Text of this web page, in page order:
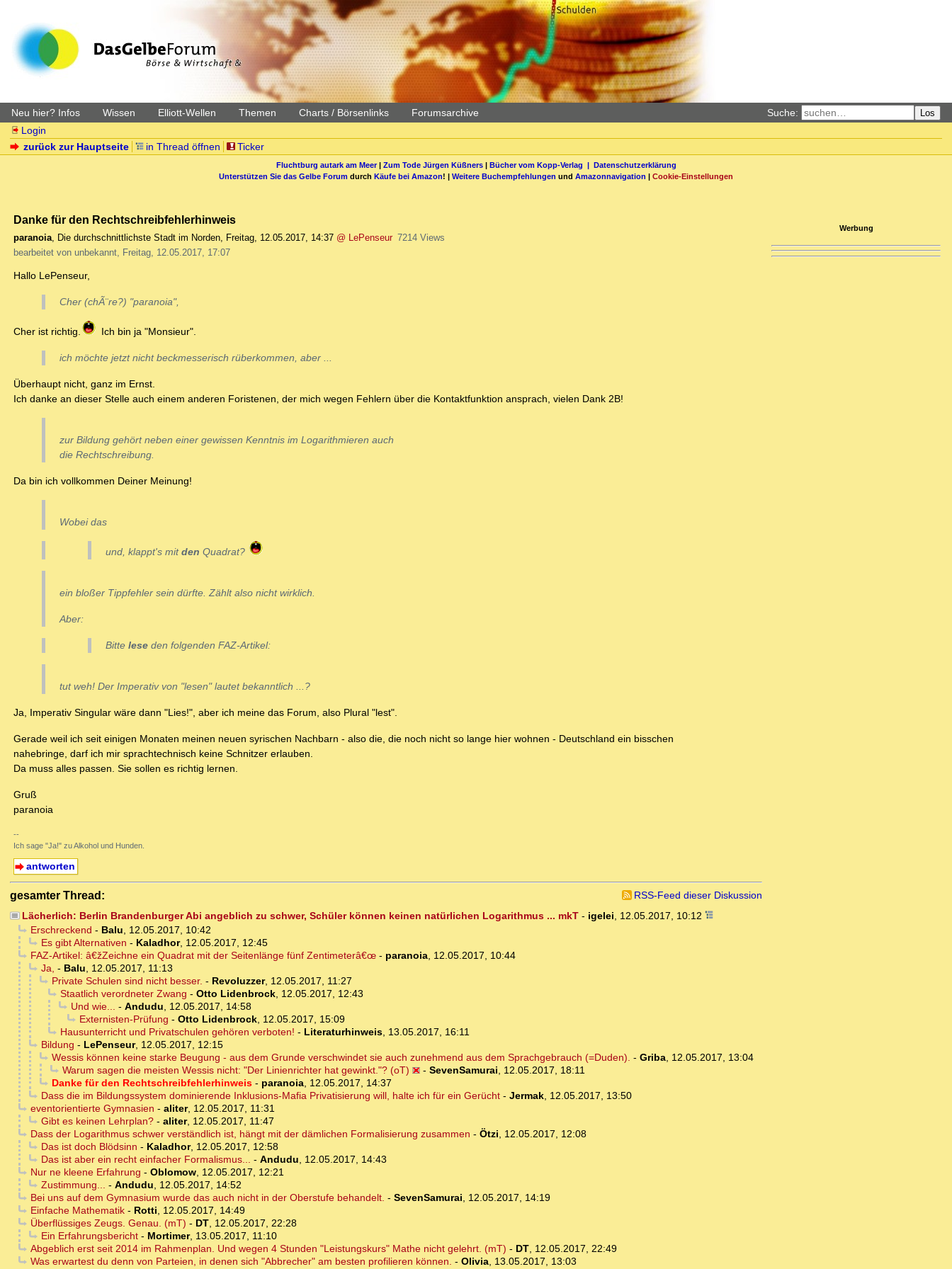
Neu hier? Infos Wissen Elliott-Wellen Themen Charts / Börsenlinks Forumsarchive Suche: Los
Login
zurück zur Hauptseite
in Thread öffnen Ticker
Fluchtburg autark am Meer| Zum Tode Jürgen Küßners| Bücher vom Kopp-Verlag | Datenschutzerklärung
Unterstützen Sie das Gelbe Forum durch Käufe bei Amazon! | Weitere Buchempfehlungen und Amazonnavigation | Cookie-Einstellungen
Danke für den Rechtschreibfehlerhinweis
paranoia, Die durchschnittlichste Stadt im Norden, Freitag, 12.05.2017, 14:37 @ LePenseur 7214 Views
bearbeitet von unbekannt, Freitag, 12.05.2017, 17:07
Hallo LePenseur,
Cher (chÃ¨re?) "paranoia",
Cher ist richtig. Ich bin ja "Monsieur".
ich möchte jetzt nicht beckmesserisch rüberkommen, aber ...
Überhaupt nicht, ganz im Ernst.
Ich danke an dieser Stelle auch einem anderen Foristenen, der mich wegen Fehlern über die Kontaktfunktion ansprach, vielen Dank 2B!
zur Bildung gehört neben einer gewissen Kenntnis im Logarithmieren auch
die Rechtschreibung.
Da bin ich vollkommen Deiner Meinung!
Wobei das
und, klappt's mitden Quadrat?
ein bloßer Tippfehler sein dürfte. Zählt also nicht wirklich.
Aber:
Bitte lese den folgenden FAZ-Artikel:
tut weh! Der Imperativ von "lesen" lautet bekanntlich ...?
Ja, Imperativ Singular wäre dann "Lies!", aber ich meine das Forum, also Plural "lest".
Gerade weil ich seit einigen Monaten meinen neuen syrischen Nachbarn - also die, die noch nicht so lange hier wohnen - Deutschland ein bisschen
nahebringe, darf ich mir sprachtechnisch keine Schnitzer erlauben.
Da muss alles passen. Sie sollen es richtig lernen.
Gruß
paranoia
--
Ich sage "Ja!" zu Alkohol und Hunden.
antworten
gesamter Thread:
RSS-Feed dieser Diskussion
Lächerlich: Berlin Brandenburger Abi angeblich zu schwer, Schüler können keinen natürlichen Logarithmus ... mkT- igelei, 12.05.2017, 10:12
Erschreckend - Balu, 12.05.2017, 10:42
Es gibt Alternativen - Kaladhor, 12.05.2017, 12:45
FAZ-Artikel: â€žZeichne ein Quadrat mit der Seitenlänge fünf Zentimeterâ€œ- paranoia, 12.05.2017, 10:44
Ja, - Balu, 12.05.2017, 11:13
Private Schulen sind nicht besser. - Revoluzzer, 12.05.2017, 11:27
Staatlich verordneter Zwang - Otto Lidenbrock, 12.05.2017, 12:43
Und wie... - Andudu, 12.05.2017, 14:58
Externisten-Prüfung - Otto Lidenbrock, 12.05.2017, 15:09
Hausunterricht und Privatschulen gehören verboten! - Literaturhinweis, 13.05.2017, 16:11
Bildung - LePenseur, 12.05.2017, 12:15
Wessis können keine starke Beugung - aus dem Grunde verschwindet sie auch zunehmend aus dem Sprachgebrauch (=Duden). - Griba, 12.05.2017, 13:04
Warum sagen die meisten Wessis nicht: "Der Linienrichter hat gewinkt."? (oT)
- SevenSamurai, 12.05.2017, 18:11
Danke für den Rechtschreibfehlerhinweis- paranoia, 12.05.2017, 14:37
Dass die im Bildungssystem dominierende Inklusions-Mafia Privatisierung will, halte ich für ein Gerücht- Jermak, 12.05.2017, 13:50
eventorientierte Gymnasien - aliter, 12.05.2017, 11:31
Gibt es keinen Lehrplan?- aliter, 12.05.2017, 11:47
Dass der Logarithmus schwer verständlich ist, hängt mit der dämlichen Formalisierung zusammen - Ötzi, 12.05.2017, 12:08
Das ist doch Blödsinn - Kaladhor, 12.05.2017, 12:58
Das ist aber ein recht einfacher Formalismus... - Andudu, 12.05.2017, 14:43
Nur ne kleene Erfahrung - Oblomow, 12.05.2017, 12:21
Zustimmung... - Andudu, 12.05.2017, 14:52
Bei uns auf dem Gymnasium wurde das auch nicht in der Oberstufe behandelt. - SevenSamurai, 12.05.2017, 14:19
Einfache Mathematik- Rotti, 12.05.2017, 14:49
Überflüssiges Zeugs. Genau. (mT) - DT, 12.05.2017, 22:28
Ein Erfahrungsbericht- Mortimer, 13.05.2017, 11:10
Abgeblich erst seit 2014 im Rahmenplan. Und wegen 4 Stunden "Leistungskurs" Mathe nicht gelehrt. (mT) - DT, 12.05.2017, 22:49
Was erwartest du denn von Parteien, in denen sich "Abbrecher" am besten profilieren können. - Olivia, 13.05.2017, 13:03
Werbung